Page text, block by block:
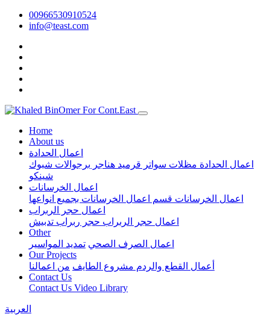
00966530910524
info@teast.com
Home
About us
اعمال الحدادة
اعمال الحدادة مظلات سواتر قرميد هناجر برجوالات شبوك
شينكو
اعمال الخرسانات
اعمال الخرسانات قسم اعمال الخرسانات بجميع انواعها
اعمال حجر الربراب
اعمال حجر الربراب حجر ربراب تدبيش
Other
اعمال الصرف الصحي تمديد المواسير
Our Projects
أعمال القطع والردم مشروع الطايف من اعمالنا
Contact Us
Contact Us Video Library
العربية